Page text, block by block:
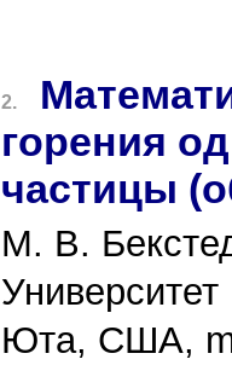
2.
горения
частицы
М. В.
Юта, США,